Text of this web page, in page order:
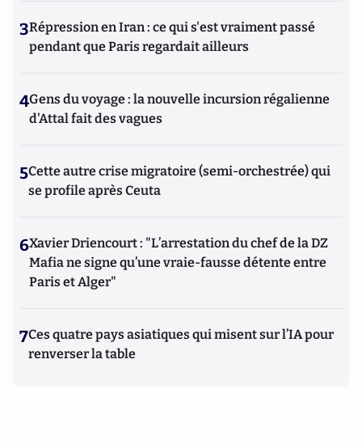
3Répression en Iran : ce qui s'est vraiment passé
pendant que Paris regardait ailleurs
4Gens du voyage : la nouvelle incursion régalienne
d'Attal fait des vagues
5Cette autre crise migratoire (semi-orchestrée) qui
se profile après Ceuta
6Xavier Driencourt : "L’arrestation du chef de la DZ
Mafia ne signe qu’une vraie-fausse détente entre
Paris et Alger"
7Ces quatre pays asiatiques qui misent sur l’IA pour
renverser la table